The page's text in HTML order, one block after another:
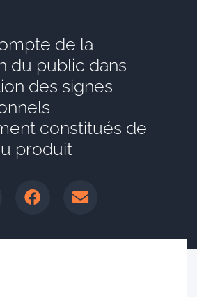
de la
du public dans
des signes
constitués de
produit